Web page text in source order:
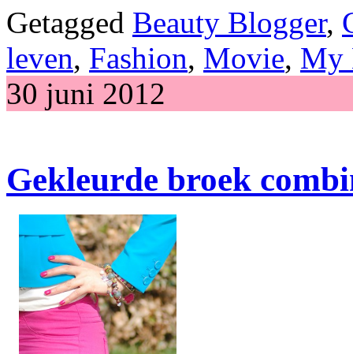
Getagged Beauty Blogger,
leven, Fashion, Movie, My
30 juni 2012
Gekleurde broek